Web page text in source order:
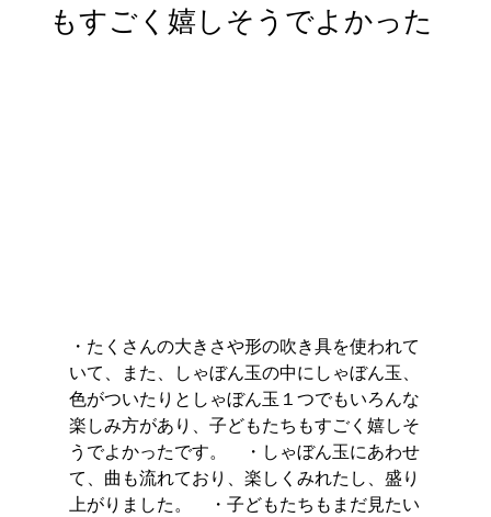
もすごく嬉しそうでよかった
・たくさんの大きさや形の吹き具を使われて
いて、また、しゃぼん玉の中にしゃぼん玉、
色がついたりとしゃぼん玉１つでもいろんな
楽しみ方があり、子どもたちもすごく嬉しそ
うでよかったです。　・しゃぼん玉にあわせ
て、曲も流れており、楽しくみれたし、盛り
上がりました。　・子どもたちもまだ見たい